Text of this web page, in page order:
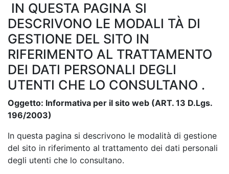
IN QUESTA PAGINA SI
DESCRIVONO LE MODALI TÀ DI
GESTIONE DEL SITO IN
RIFERIMENTO AL TRATTAMENTO
DEI DATI PERSONALI DEGLI
UTENTI CHE LO CONSULTANO .
Oggetto: Informativa per il sito web (ART. 13 D.Lgs.
196/2003)
In questa pagina si descrivono le modalità di gestione
del sito in riferimento al trattamento dei dati personali
degli utenti che lo consultano.